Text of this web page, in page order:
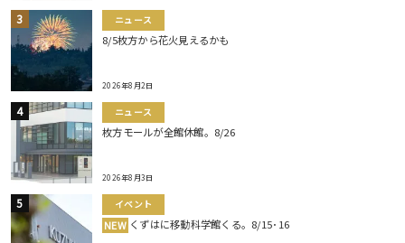
ニュース
8/5枚方から花火見えるかも
2026年8月2日
ニュース
枚方モールが全館休館。8/26
2026年8月3日
イベント
NEW くずはに移動科学館くる。8/15･16